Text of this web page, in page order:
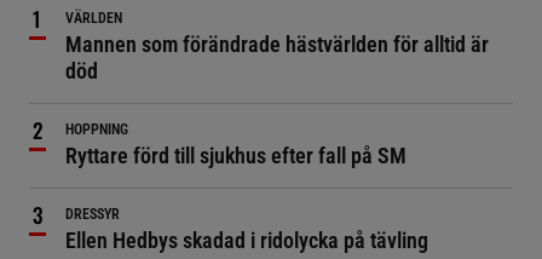
VÄRLDEN
Mannen som förändrade hästvärlden för alltid är
död
HOPPNING
Ryttare förd till sjukhus efter fall på SM
DRESSYR
Ellen Hedbys skadad i ridolycka på tävling